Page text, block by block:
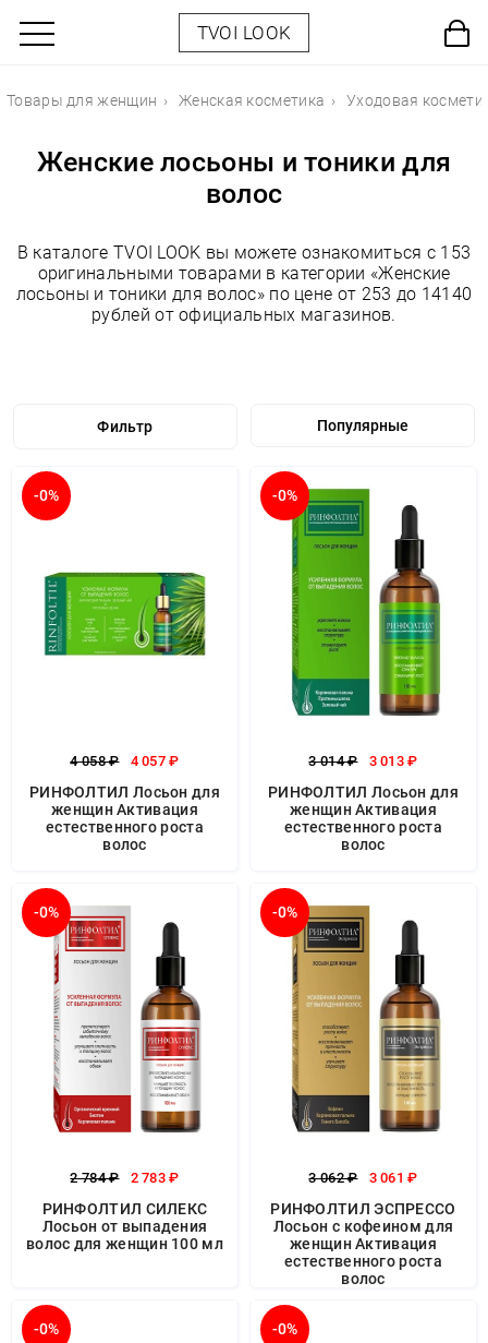
TVOI LOOK
Товары для женщин Женская косметика Уходовая
Женские лосьоны и тоники для
волос
В каталоге TVOI LOOK вы можете ознакомиться с 153
оригинальными товарами в категории «Женские
лосьоны и тоники для волос» по цене от 253 до 14140
рублей от официальных магазинов.
Фильтр
-0%
4 058 ₽ 4 057 ₽
РИНФОЛТИЛ Лосьон для
женщин Активация
естественного роста
волос
-0%
3 014 ₽ 3 013 ₽
РИНФОЛТИЛ Лосьон для
женщин Активация
естественного роста
волос
-0%
2 784 ₽ 2 783 ₽
РИНФОЛТИЛ СИЛЕКС
Лосьон от выпадения
волос для женщин 100 мл
-0%
3 062 ₽ 3 061 ₽
РИНФОЛТИЛ ЭСПРЕССО
Лосьон с кофеином для
женщин Активация
естественного роста
волос
-0% -0%